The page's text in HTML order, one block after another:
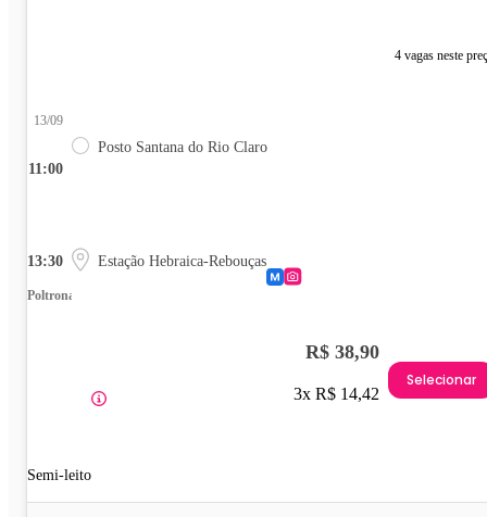
4 vagas neste
11:00
13/09
Posto Santana do Rio Claro
13:30 Estação Hebraica-Rebouças
Poltrona
Semi-leito
R$ 38,90
3x R$ 14,42
Selecionar